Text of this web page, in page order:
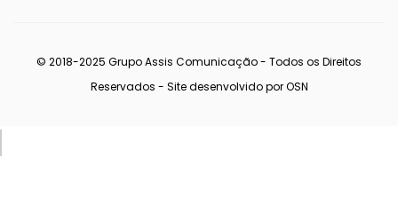
© 2018-2025 Grupo Assis Comunicação - Todos os Direitos
Reservados - Site desenvolvido porOSN